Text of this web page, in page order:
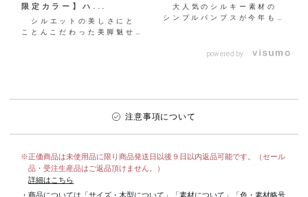
限定カラー】ハ...
シルエットの美しさにと
ことんこだわった美脚魅せハ
大人気のシルキー素材の
シンプルパンプスが今年も登
powered by
注意事項について
※正価商品は未使用品に限り商品発送日以後９日以内返品可能です。（セール
品・受注生産品はご返品頂けません。）
詳細はこちら
・商品については「サイズ・木型について 」「素材について 」「色・素材略号